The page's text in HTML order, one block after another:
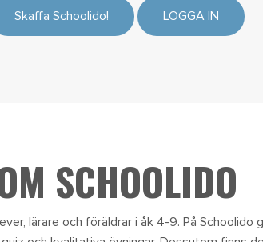
Skaffa Schoolido! LOGGA IN
SCHOOLIDO
lärare och föräldrar i åk 4-9. På Schoolido